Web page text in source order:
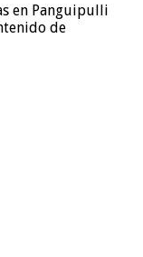
en Panguipulli
de